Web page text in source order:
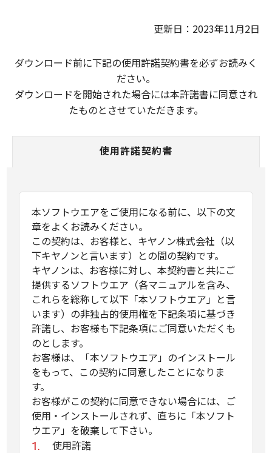
更新日：2023年11月2日
ダウンロード前に下記の使用許諾契約書を必ずお読みく
ださい。
ダウンロードを開始された場合には本許諾書に同意され
たものとさせていただきます。
使用許諾契約書
本ソフトウエアをご使用になる前に、以下の文
章をよくお読みください。
この契約は、お客様と、キヤノン株式会社（以
下キヤノンと言います）との間の契約です。
キヤノンは、お客様に対し、本契約書と共にご
提供するソフトウエア（各マニュアルを含み、
これらを総称して以下「本ソフトウエア」と言
います）の非独占的使用権を下記条項に基づき
許諾し、お客様も下記条項にご同意いただくも
のとします。
お客様は、「本ソフトウエア」のインストール
をもって、この契約に同意したことになりま
す。
お客様がこの契約に同意できない場合には、ご
使用・インストールされず、直ちに「本ソフト
ウエア」を破棄して下さい。
使用許諾